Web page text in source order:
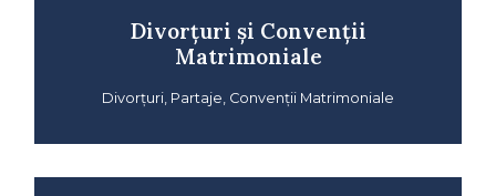
Divorțuri și Convenții
Matrimoniale
Divorțuri, Partaje, Convenții Matrimoniale